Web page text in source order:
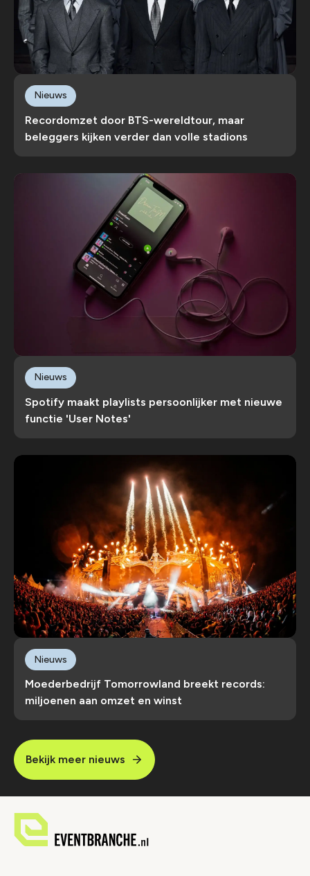
Recordomzet door BTS-wereldtour, maar
beleggers kijken verder dan volle stadions
Nieuws
Spotify maakt playlists persoonlijker met nieuwe
functie 'User Notes'
Nieuws
Moederbedrijf Tomorrowland breekt records:
miljoenen aan omzet en winst
Nieuws
Bekijk meer nieuws